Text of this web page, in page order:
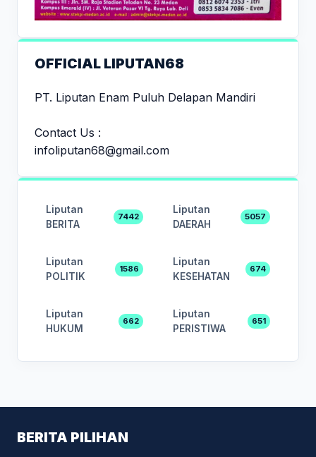
OFFICIAL LIPUTAN68
PT. Liputan Enam Puluh Delapan Mandiri
Contact Us :
infoliputan68@gmail.com
Liputan
BERITA
7442
Liputan
DAERAH
5057
Liputan
POLITIK
1586
Liputan
KESEHATAN
674
Liputan
HUKUM
662
Liputan
PERISTIWA
651
BERITA PILIHAN